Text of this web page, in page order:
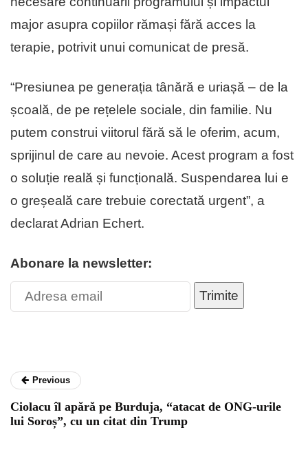
major asupra copiilor rămași fără acces la
terapie, potrivit unui comunicat de presă.
“Presiunea pe generația tânără e uriașă – de la
școală, de pe rețelele sociale, din familie. Nu
putem construi viitorul fără să le oferim, acum,
sprijinul de care au nevoie. Acest program a fost
o soluție reală și funcțională. Suspendarea lui e
o greșeală care trebuie corectată urgent”, a
declarat Adrian Echert.
Abonare la newsletter:
Trimite
Previous
Ciolacu îl apără pe Burduja, “atacat de ONG-urile
lui Soroș”, cu un citat din Trump